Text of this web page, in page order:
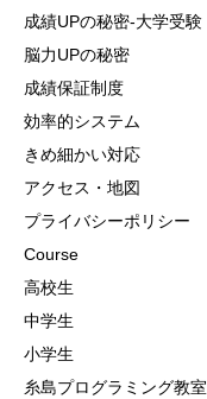
成績UPの秘密-大学受験
脳力UPの秘密
成績保証制度
効率的システム
きめ細かい対応
アクセス・地図
プライバシーポリシー
Course
高校生
中学生
小学生
糸島プログラミング教室